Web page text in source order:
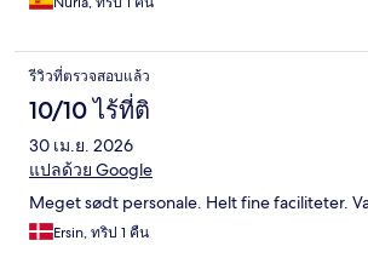
รีวิวที่ตรวจสอบแล้ว
10/10 ไร้ที่ติ
30 เม.ย. 2026
แปลด้วย Google
Meget sødt personale. Helt fine faciliteter.
Ersin, ทริป 1 คืน